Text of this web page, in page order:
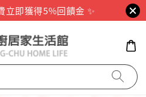
立即獲得5%回饋金 ✨